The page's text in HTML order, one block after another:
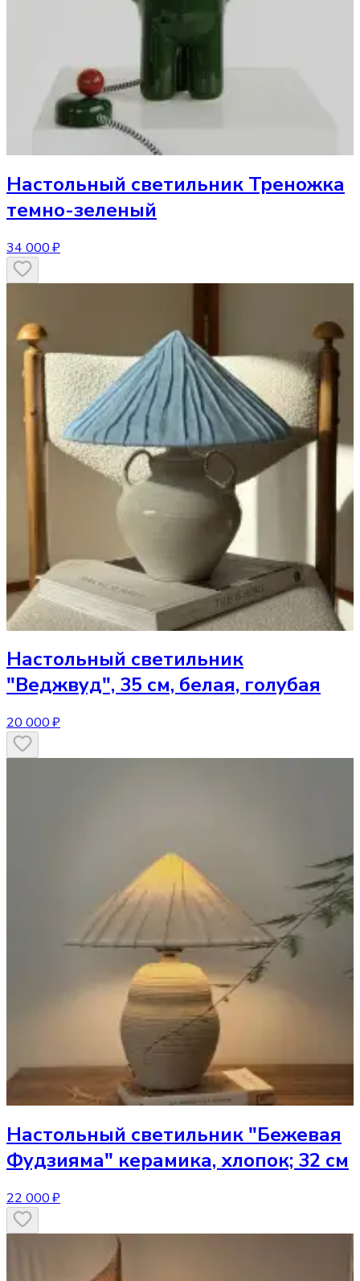
Настольный светильник Треножка
темно-зеленый
34 000 ₽
Настольный светильник
"Веджвуд", 35 см, белая, голубая
20 000 ₽
Настольный светильник "Бежевая
Фудзияма" керамика, хлопок; 32 см
22 000 ₽